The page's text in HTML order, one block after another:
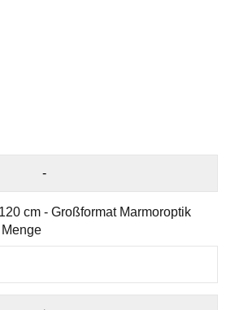
cm - Großformat Marmoroptik